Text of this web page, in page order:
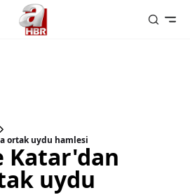
ortak uydu hamlesi
Katar'dan
uydu